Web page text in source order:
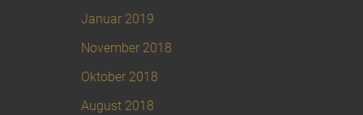
Januar 2019
November 2018
Oktober 2018
August 2018